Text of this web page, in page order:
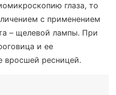
глаза, то
с применением
– щелевой лампы. При
и ее
вросшей ресницей.